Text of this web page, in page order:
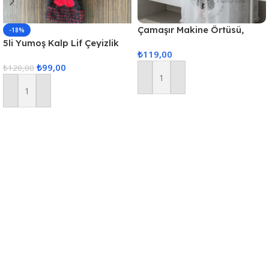
-18%
5li Yumoş Kalp Lif Çeyizlik
₺120,00 ₺99,00
Sepete Ekle
Çamaşır Makine Örtüsü,
₺119,00
Sepete Ekle